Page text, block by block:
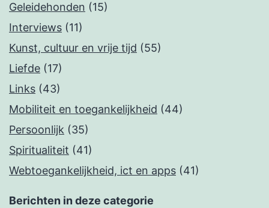
Geleidehonden (15)
Interviews (11)
Kunst, cultuur en vrije tijd (55)
Liefde (17)
Links (43)
Mobiliteit en toegankelijkheid (44)
Persoonlijk (35)
Spiritualiteit (41)
Webtoegankelijkheid, ict en apps (41)
Berichten in deze categorie